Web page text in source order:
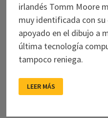
irlandés Tomm Moore
muy identificada con
apoyado en el dibujo a
última tecnología
tampoco reniega.
WOLFWALKERS
LEER MÁS